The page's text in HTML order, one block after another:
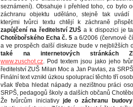
seznámení). Obsahuje i přehled toho, co bylo
záchranu objektu uděláno, stejně tak uvádí
kterými tvůrci textu chtějí k záchraně
zapůjčení na ředitelství ZUŠ a k dispozici je
Chotěbořského Echa č. 5 a 6/2006 (červnové
a ve prospěch další diskuze bude v nejbližších
také na internetových stránkách
www.zuschot.cz. Pod textem jsou jako jeho
ředitelství ZUŠ Milan Moc a Jan Pavlas, za
Finální text vznikl úzkou spoluprací těchto tří
však třeba hledat nápady a nezištnou práci
SRPŠ, pedagogů školy a dalších občanů
Že tvůrcům iniciativy jde o záchranu